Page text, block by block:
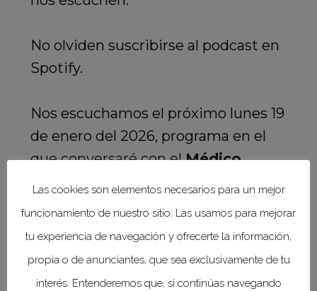
No olviden suscribirse al podcast en
Spotify.
Nos escuchamos el próximo lunes 19
de enero del 2026, programa en el
que conversaré con elMédico
Veterinario Zootecnista Francisco
Las cookies son elementos necesarios para un mejor
funcionamiento de nuestro sitio. Las usamos para mejorar
tu experiencia de navegación y ofrecerte la información,
propia o de anunciantes, que sea exclusivamente de tu
interés. Entenderemos que, si continúas navegando